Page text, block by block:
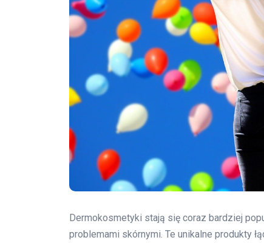
Dermokosmetyki stają się coraz bardziej
problemami skórnymi. Te unikalne produkty